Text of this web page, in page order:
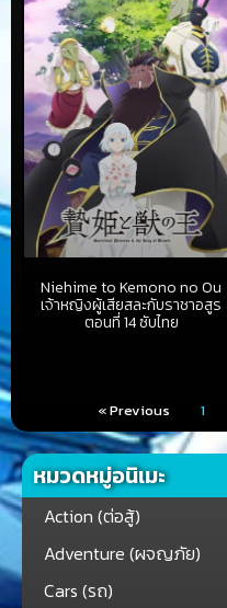
Niehime to Kemono no Ou
เจ้าหญิงผู้เสียสละกับราชาอสูร
ตอนที่ 14 ซับไทย
« Previous 1
หมวดหมู่อนิเมะ
Action (ต่อสู้)
Adventure (ผจญภัย)
Cars (รถ)